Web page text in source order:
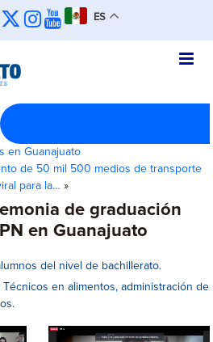
ES
en Guanajuato
de 50 mil 500 medios de transporte
para la… »
de graduación
en Guanajuato
del nivel de bachillerato.
en alimentos, administración de